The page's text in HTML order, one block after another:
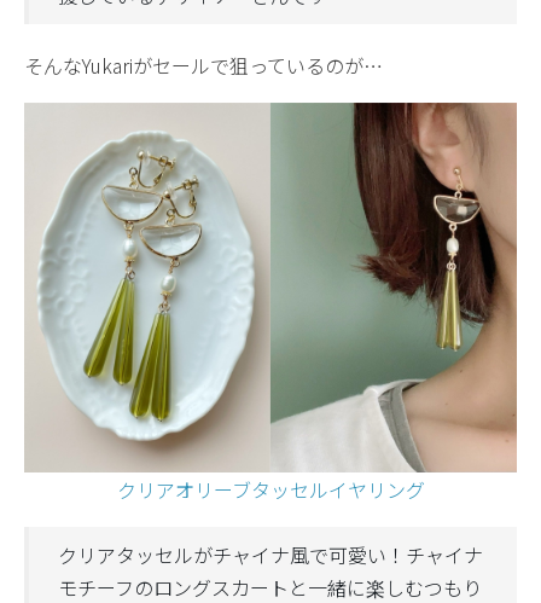
そんなYukariがセールで狙っているのが…
クリアオリーブタッセルイヤリング
クリアタッセルがチャイナ風で可愛い！チャイナ
モチーフのロングスカートと一緒に楽しむつもり